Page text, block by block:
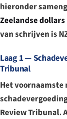
hieronder
Zeelandse dollars
van schrijven is
Laag 1 —
Tribunal
Het voornaamste
Review Tribunal.